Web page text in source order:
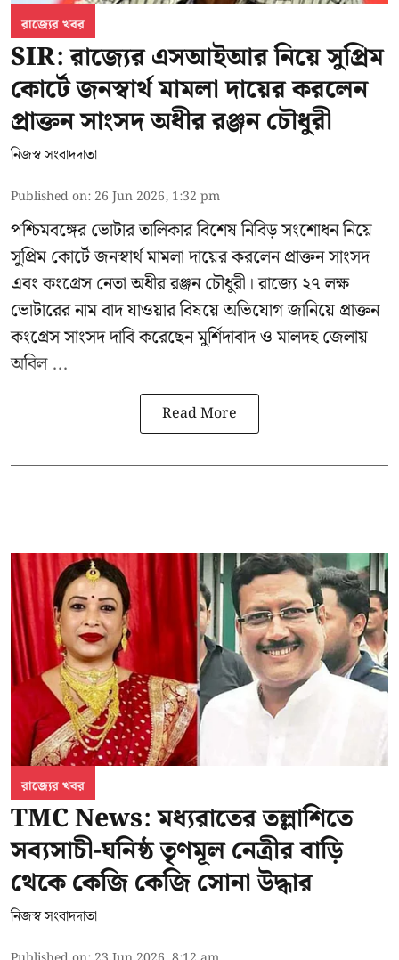
রাজ্যের খবর
SIR: রাজ্যের এসআইআর নিয়ে সুপ্রিম
কোর্টে জনস্বার্থ মামলা দায়ের করলেন
প্রাক্তন সাংসদ অধীর রঞ্জন চৌধুরী
নিজস্ব সংবাদদাতা
Published on: 26 Jun 2026, 1:32 pm
পশ্চিমবঙ্গেরভোটার তালিকার বিশেষ নিবিড় সংশোধননিয়ে
সুপ্রিম কোর্টে জনস্বার্থ মামলা দায়ের করলেন প্রাক্তন সাংসদ
এবংকংগ্রেস নেতা অধীর রঞ্জন চৌধুরী । রাজ্যে ২৭ লক্ষ
ভোটারের নাম বাদ যাওয়ার বিষয়ে অভিযোগ জানিয়ে প্রাক্তন
কংগ্রেস সাংসদ দাবি করেছেন মুর্শিদাবাদ ও মালদহ জেলায়
অবিল ...
Read More
রাজ্যের খবর
TMC News: মধ্যরাতের তল্লাশিতে
সব্যসাচী-ঘনিষ্ঠ তৃণমূল নেত্রীর বাড়ি
থেকে কেজি কেজি সোনা উদ্ধার
নিজস্ব সংবাদদাতা